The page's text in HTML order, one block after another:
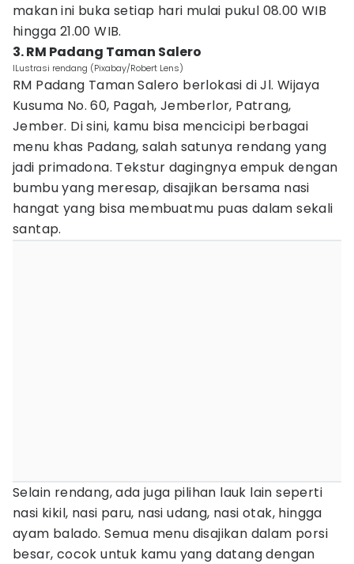
makan ini buka setiap hari mulai pukul 08.00 WIB
hingga 21.00 WIB.
3. RM Padang Taman Salero
ILustrasi rendang (Pixabay/Robert Lens)
RM Padang Taman Salero berlokasi di Jl. Wijaya
Kusuma No. 60, Pagah, Jemberlor, Patrang,
Jember. Di sini, kamu bisa mencicipi berbagai
menu khas Padang, salah satunya rendang yang
jadi primadona. Tekstur dagingnya empuk dengan
bumbu yang meresap, disajikan bersama nasi
hangat yang bisa membuatmu puas dalam sekali
santap.
Selain rendang, ada juga pilihan lauk lain seperti
nasi kikil, nasi paru, nasi udang, nasi otak, hingga
ayam balado. Semua menu disajikan dalam porsi
besar, cocok untuk kamu yang datang dengan